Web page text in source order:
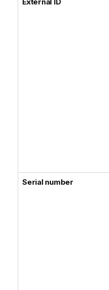
External ID
Serial number